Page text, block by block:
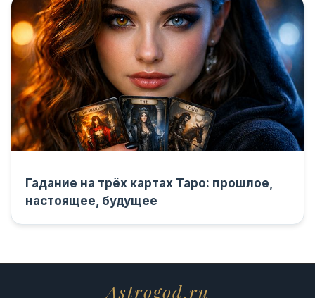
Гадание на трёх картах Таро: прошлое,
настоящее, будущее
Astrogod.ru